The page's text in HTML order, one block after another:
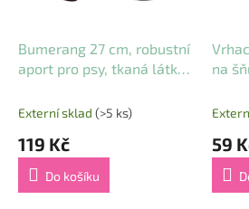
Bumerang 27 cm, robustní
aport pro psy, tkaná látka,
HipHop Dog
Externí sklad (>5 ks)
119 Kč
Do košíku
na
59